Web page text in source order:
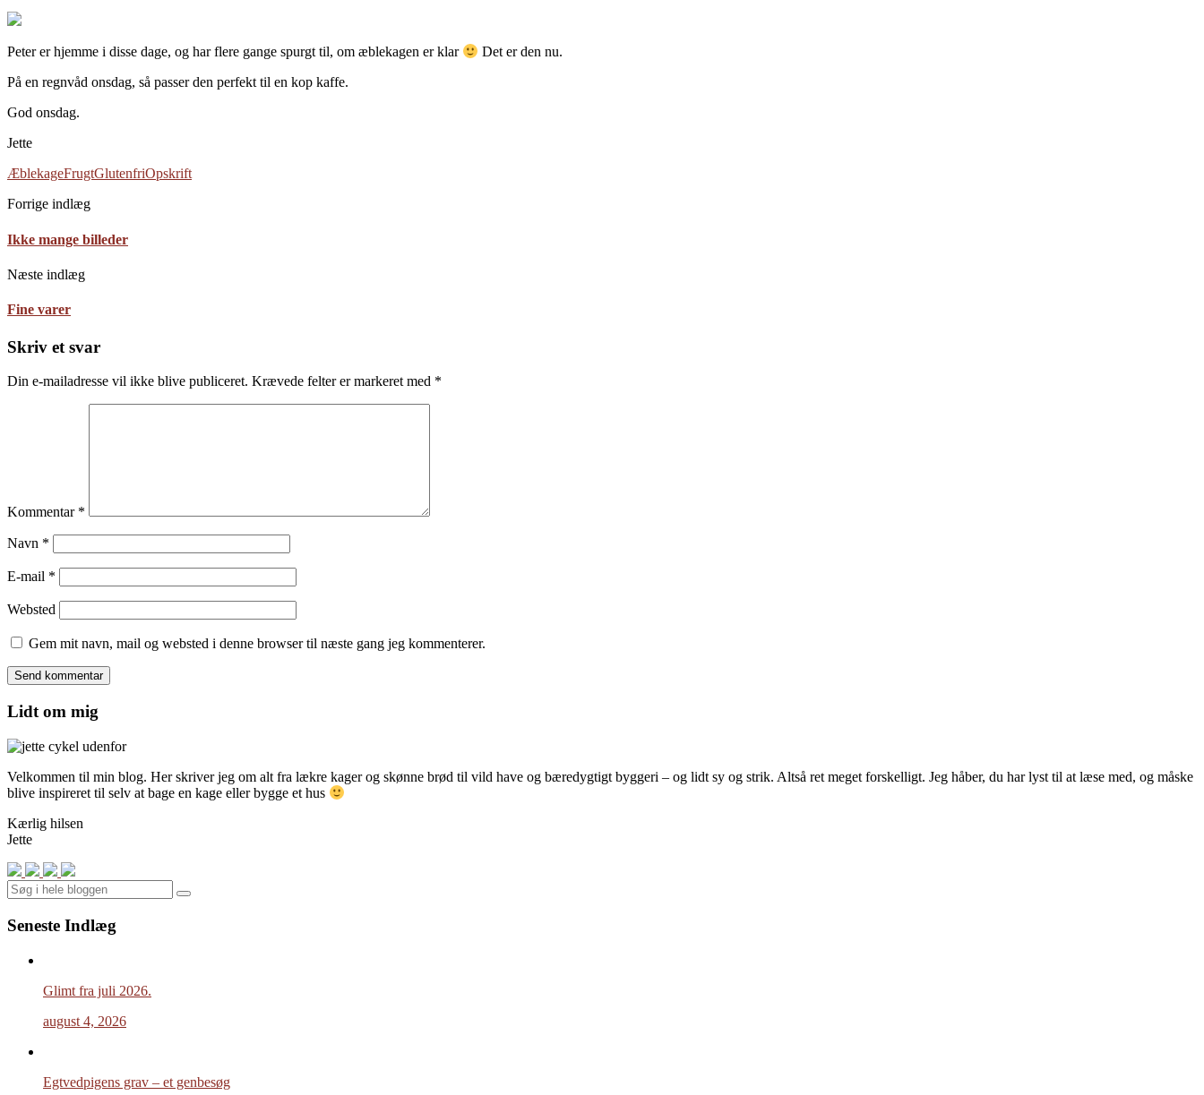
Peter er hjemme i disse dage, og har flere gange spurgt til, om æblekagen er klar
Det er den nu.
På en regnvåd onsdag, så passer den perfekt til en kop kaffe.
God onsdag.
Jette
ÆblekageFrugtGlutenfriOpskrift
Forrige indlæg
Ikke mange billeder
Næste indlæg
Fine varer
Skriv et svar
Din e-mailadresse vil ikke blive publiceret. Krævede felter er markeret med *
Kommentar *
Navn *
E-mail *
Websted
Gem mit navn, mail og websted i denne browser til næste gang jeg kommenterer.
Lidt om mig
Velkommen til min blog. Her skriver jeg om alt fra lækre kager og skønne brød til vild have og bæredygtigt byggeri – og lidt sy og strik. Altså ret meget forskelligt. Jeg håber, du har lyst til at læse med, og måske
blive inspireret til selv at bage en kage eller bygge et hus
Kærlig hilsen
Jette
Search
Seneste Indlæg
Glimt fra juli 2026.
august 4, 2026
Egtvedpigens grav – et genbesøg